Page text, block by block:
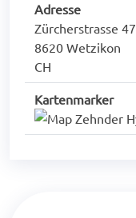
Adresse
Zürcherstrasse 47
8620 Wetzikon
CH
Kartenmarker